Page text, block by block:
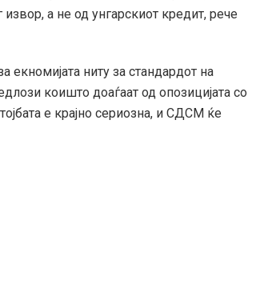
а не од унгарскиот кредит, рече
екномијата ниту за стандардот на
коишто доаѓаат од опозицијата со
е крајно сериозна, и СДСМ ќе